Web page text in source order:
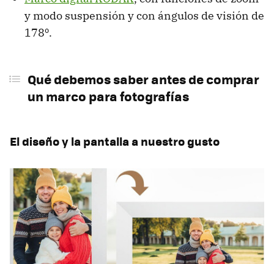
y modo suspensión y con ángulos de visión de
178º.
Qué debemos saber antes de comprar
un marco para fotografías
El diseño y la pantalla a nuestro gusto